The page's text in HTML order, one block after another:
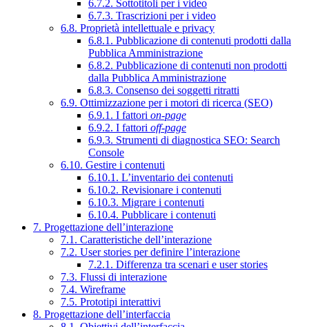
6.7.2. Sottotitoli per i video
6.7.3. Trascrizioni per i video
6.8. Proprietà intellettuale e privacy
6.8.1. Pubblicazione di contenuti prodotti dalla
Pubblica Amministrazione
6.8.2. Pubblicazione di contenuti non prodotti
dalla Pubblica Amministrazione
6.8.3. Consenso dei soggetti ritratti
6.9. Ottimizzazione per i motori di ricerca (SEO)
6.9.1. I fattori on-page
6.9.2. I fattori off-page
6.9.3. Strumenti di diagnostica SEO: Search
Console
6.10. Gestire i contenuti
6.10.1. L’inventario dei contenuti
6.10.2. Revisionare i contenuti
6.10.3. Migrare i contenuti
6.10.4. Pubblicare i contenuti
7. Progettazione dell’interazione
7.1. Caratteristiche dell’interazione
7.2. User stories per definire l’interazione
7.2.1. Differenza tra scenari e user stories
7.3. Flussi di interazione
7.4. Wireframe
7.5. Prototipi interattivi
8. Progettazione dell’interfaccia